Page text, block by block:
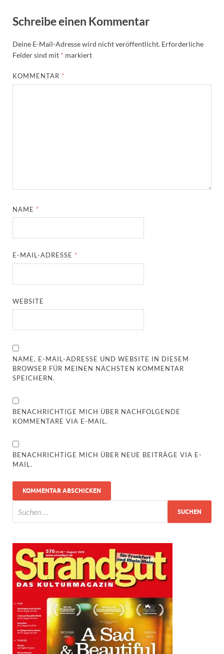
Schreibe einen Kommentar
Deine E-Mail-Adresse wird nicht veröffentlicht. Erforderliche
Felder sind mit * markiert
KOMMENTAR *
NAME *
E-MAIL-ADRESSE *
WEBSITE
NAME, E-MAIL-ADRESSE UND WEBSITE IN DIESEM
BROWSER FÜR MEINEN NÄCHSTEN KOMMENTAR
SPEICHERN.
BENACHRICHTIGE MICH ÜBER NACHFOLGENDE
KOMMENTARE VIA E-MAIL.
BENACHRICHTIGE MICH ÜBER NEUE BEITRÄGE VIA E-
MAIL.